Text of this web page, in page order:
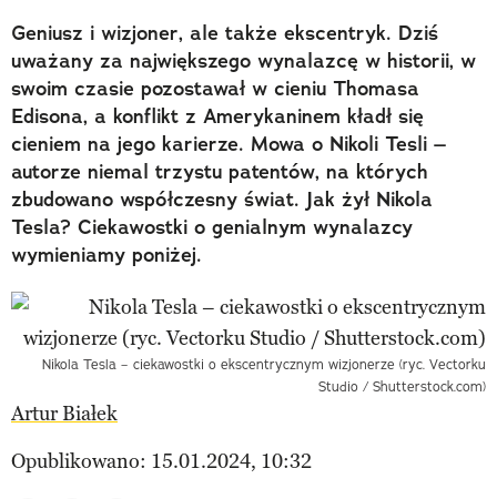
Geniusz i wizjoner, ale także ekscentryk. Dziś
uważany za największego wynalazcę w historii, w
swoim czasie pozostawał w cieniu Thomasa
Edisona, a konflikt z Amerykaninem kładł się
cieniem na jego karierze. Mowa o Nikoli Tesli –
autorze niemal trzystu patentów, na których
zbudowano współczesny świat. Jak żył Nikola
Tesla? Ciekawostki o genialnym wynalazcy
wymieniamy poniżej.
Nikola Tesla – ciekawostki o ekscentrycznym wizjonerze (ryc. Vectorku
Studio / Shutterstock.com)
Artur Białek
Opublikowano: 15.01.2024, 10:32